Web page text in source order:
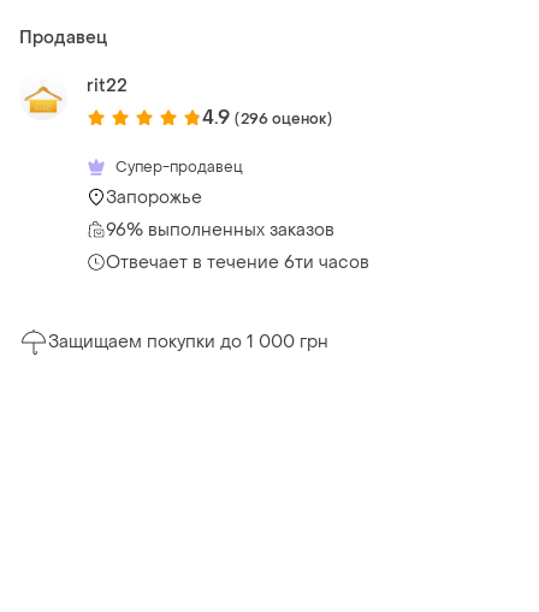
Продавец
rit22
4.9 (296 оценок)
Супер-продавец
Запорожье
96% выполненных заказов
Отвечает в течение 6ти часов
Защищаем покупки до 1 000 грн